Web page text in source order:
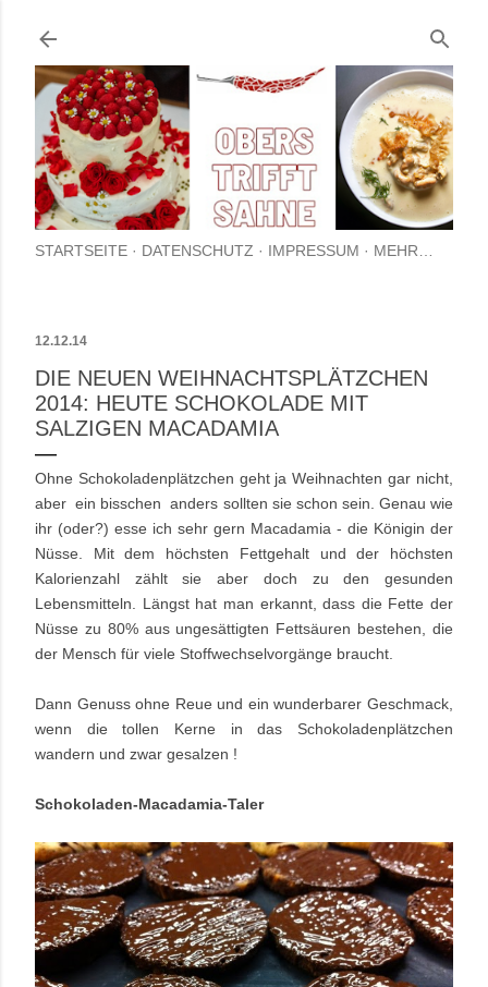
STARTSEITE DATENSCHUTZ IMPRESSUM MEHR…
12.12.14
DIE NEUEN WEIHNACHTSPLÄTZCHEN
2014: HEUTE SCHOKOLADE MIT
SALZIGEN MACADAMIA
Ohne Schokoladenplätzchen geht ja Weihnachten gar nicht,
aber ein bisschen anders sollten sie schon sein. Genau wie
ihr (oder?) esse ich sehr gern Macadamia - die Königin der
Nüsse. Mit dem höchsten Fettgehalt und der höchsten
Kalorienzahl zählt sie aber doch zu den gesunden
Lebensmitteln. Längst hat man erkannt, dass die Fette der
Nüsse zu 80% aus ungesättigten Fettsäuren bestehen, die
der Mensch für viele Stoffwechselvorgänge braucht.
Dann Genuss ohne Reue und ein wunderbarer Geschmack,
wenn die tollen Kerne in das Schokoladenplätzchen
wandern und zwar gesalzen !
Schokoladen-Macadamia-Taler